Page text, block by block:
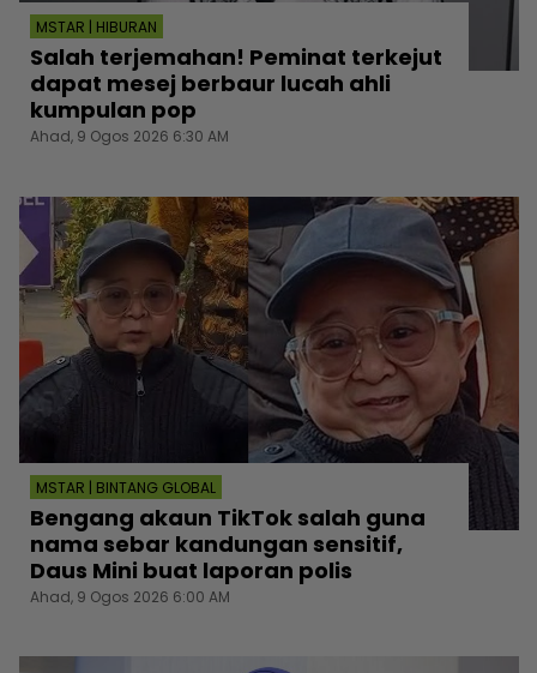
MSTAR | HIBURAN
Salah terjemahan! Peminat terkejut
dapat mesej berbaur lucah ahli
kumpulan pop
Ahad, 9 Ogos 2026 6:30 AM
MSTAR | BINTANG GLOBAL
Bengang akaun TikTok salah guna
nama sebar kandungan sensitif,
Daus Mini buat laporan polis
Ahad, 9 Ogos 2026 6:00 AM